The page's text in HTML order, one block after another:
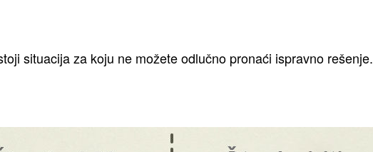
situacija za koju ne možete odlučno pronaći ispravno rešenje.